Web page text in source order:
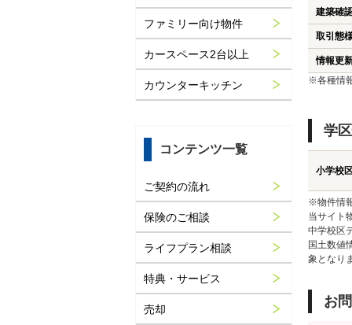
建築確
取引態
情報更
※各種情
学
小学校
※物件情
当サイト
中学校区
国土数値
象となり
お
ファミリー向け物件
カースペース2台以上
カウンターキッチン
コンテンツ一覧
ご契約の流れ
保険のご相談
ライフプラン相談
特典・サービス
売却